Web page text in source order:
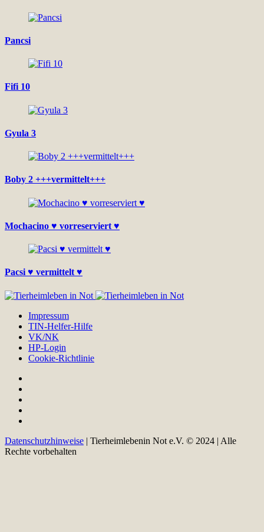
Pancsi
Fifi 10
Gyula 3
Boby 2 +++vermittelt+++
Mochacino ♥ vorreserviert ♥
Pacsi ♥ vermittelt ♥
Impressum
TIN-Helfer-Hilfe
VK/NK
HP-Login
Cookie-Richtlinie
Datenschutzhinweise | Tierheimlebenin Not e.V. © 2024 | Alle
Rechte vorbehalten